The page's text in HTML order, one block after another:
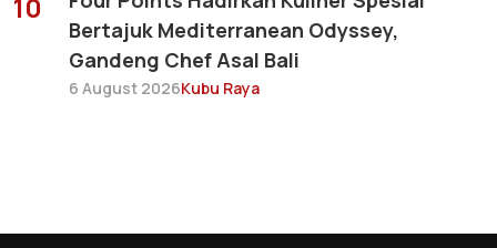
10
Bertajuk Mediterranean Odyssey,
Gandeng Chef Asal Bali
6 August 2026Kubu Raya